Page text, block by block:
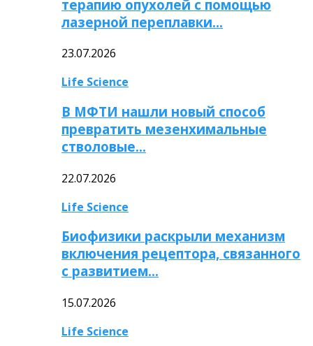
терапию опухолей с помощью
лазерной переплавки…
23.07.2026
Life Science
В МФТИ нашли новый способ
превратить мезенхимальные
стволовые…
22.07.2026
Life Science
Биофизики раскрыли механизм
включения рецептора, связанного
с развитием…
15.07.2026
Life Science